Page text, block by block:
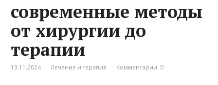
современные методы
от хирургии до
терапии
13.11.2024 Лечение и терапия Комментарии: 0